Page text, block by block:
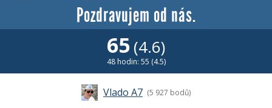
Pozdravujem od nás.
65(4.6)
48 hodin: 55 (4.5)
Vlado A7 (5 927 bodů)